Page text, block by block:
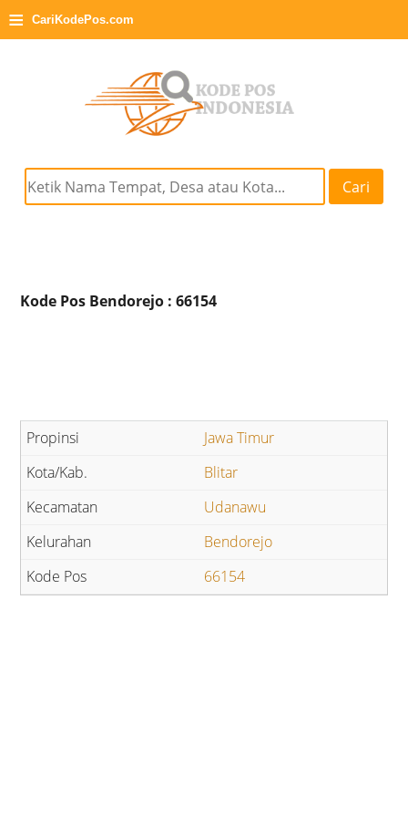
≡ CariKodePos.com
Cari
Kode Pos Bendorejo : 66154
Jawa Timur
Blitar
Udanawu
Bendorejo
66154